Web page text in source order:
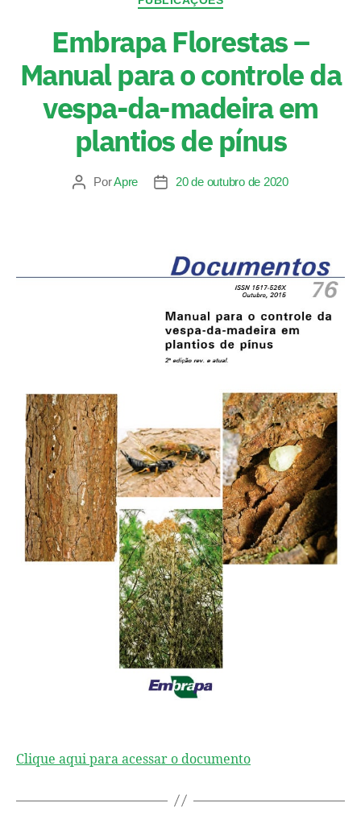
Embrapa Florestas –
Manual para o controle da
vespa-da-madeira em
plantios de pínus
PorApre 20 de outubro de 2020
Clique aqui para acessar o documento